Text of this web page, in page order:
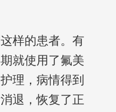
样的患者。有
就使用了氟美
理，病情得到
退，恢复了正